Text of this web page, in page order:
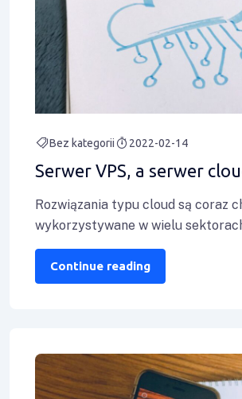
Bez kategorii 2022-02-14
Serwer VPS, a serwer
Rozwiązania typu cloud są coraz
wykorzystywane w wielu
informatycznej. Czym różnić się
VPS –
Continue reading